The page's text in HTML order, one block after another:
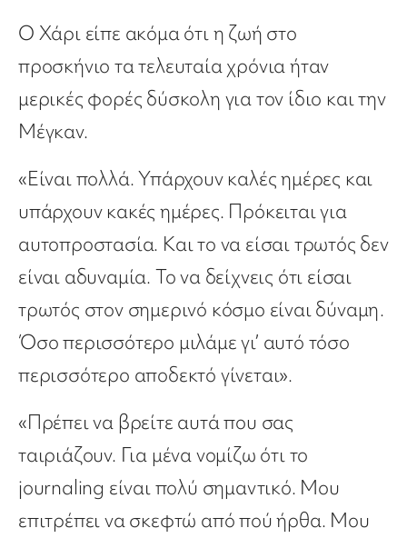
Ο Χάρι είπε ακόμα ότι η ζωή στο
προσκήνιο τα τελευταία χρόνια ήταν
μερικές φορές δύσκολη για τον ίδιο και την
Μέγκαν.
«Είναι πολλά. Υπάρχουν καλές ημέρες και
υπάρχουν κακές ημέρες. Πρόκειται για
αυτοπροστασία. Και το να είσαι τρωτός δεν
είναι αδυναμία. Το να δείχνεις ότι είσαι
τρωτός στον σημερινό κόσμο είναι δύναμη.
Όσο περισσότερο μιλάμε γι’ αυτό τόσο
περισσότερο αποδεκτό γίνεται».
«Πρέπει να βρείτε αυτά που σας
ταιριάζουν. Για μένα νομίζω ότι το
journaling είναι πολύ σημαντικό. Μου
επιτρέπει να σκεφτώ από πού ήρθα. Μου